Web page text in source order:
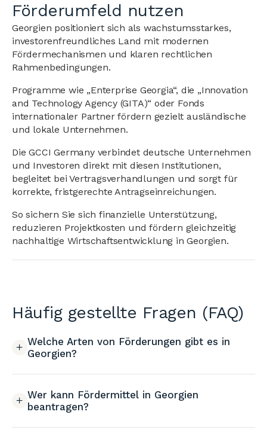
Förderumfeld nutzen
Georgien positioniert sich als wachstumsstarkes,
investorenfreundliches Land mit modernen
Fördermechanismen und klaren rechtlichen
Rahmenbedingungen.
Programme wie „Enterprise Georgia“, die „Innovation
and Technology Agency (GITA)“ oder Fonds
internationaler Partner fördern gezielt ausländische
und lokale Unternehmen.
Die GCCI Germany verbindet deutsche Unternehmen
und Investoren direkt mit diesen Institutionen,
begleitet bei Vertragsverhandlungen und sorgt für
korrekte, fristgerechte Antragseinreichungen.
So sichern Sie sich finanzielle Unterstützung,
reduzieren Projektkosten und fördern gleichzeitig
nachhaltige Wirtschaftsentwicklung in Georgien.
Häufig gestellte Fragen (FAQ)
Welche Arten von Förderungen gibt es in
Georgien?
Wer kann Fördermittel in Georgien
beantragen?